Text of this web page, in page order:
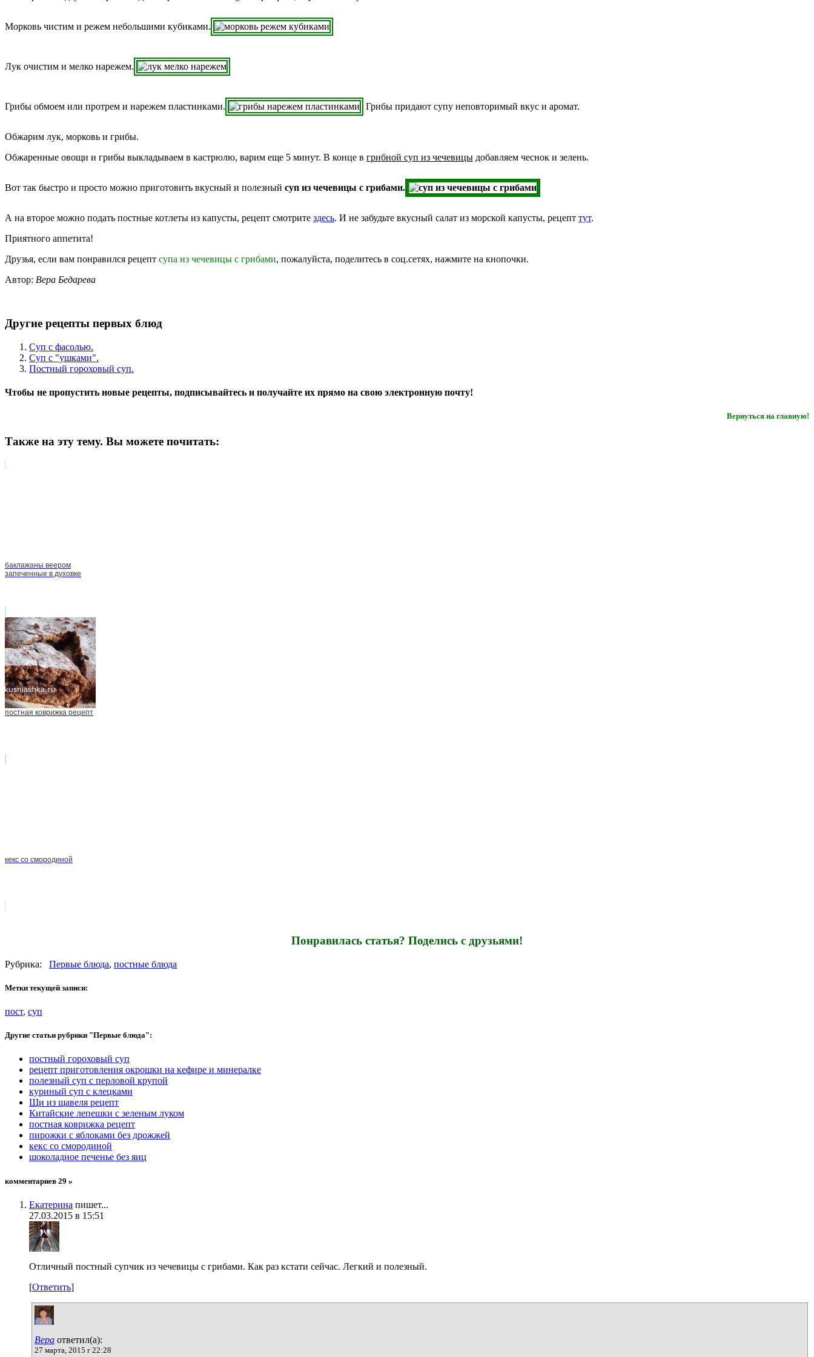
Морковь чистим и режем небольшими кубиками.
Лук очистим и мелко нарежем.
Грибы обмоем или протрем и нарежем пластинками. Грибы придают супу неповторимый вкус и аромат.
Обжарим лук, морковь и грибы.
Обжаренные овощи и грибы выкладываем в кастрюлю, варим еще 5 минут. В конце в грибной суп из чечевицы добавляем чеснок и зелень.
Вот так быстро и просто можно приготовить вкусный и полезный суп из чечевицы с грибами.
А на второе можно подать постные котлеты из капусты, рецепт смотрите здесь. И не забудьте вкусный салат из морской капусты, рецепт тут.
Приятного аппетита!
Друзья, если вам понравился рецепт супа из чечевицы с грибами, пожалуйста, поделитесь в соц.сетях, нажмите на кнопочки.
Автор: Вера Бедарева
Другие рецепты первых блюд
Суп с фасолью.
Суп с "ушками".
Постный гороховый суп.
Чтобы не пропустить новые рецепты, подписывайтесь и получайте их прямо на свою электронную почту!
Вернуться на главную!
Также на эту тему. Вы можете почитать:
баклажаны веером
запеченные в духовке
постная коврижка рецепт
кекс со смородиной
Понравилась статья? Поделись с друзьями!
Рубрика: Первые блюда, постные блюда
Метки текущей записи:
пост, суп
Другие статьи рубрики "Первые блюда":
постный гороховый суп
рецепт приготовления окрошки на кефире и минералке
полезный суп с перловой крупой
куриный суп с клецками
Щи из щавеля рецепт
Китайские лепешки с зеленым луком
постная коврижка рецепт
пирожки с яблоками без дрожжей
кекс со смородиной
шоколадное печенье без яиц
комментариев 29 »
Екатерина пишет...
27.03.2015 в 15:51
Отличный постный супчик из чечевицы с грибами. Как раз кстати сейчас. Легкий и полезный.
[Ответить]
Вера ответил(а):
27 марта, 2015 г 22:28